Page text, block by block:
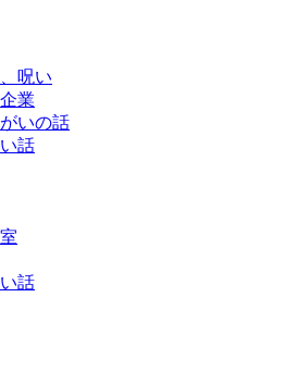
呪い
業
いの話
話
話